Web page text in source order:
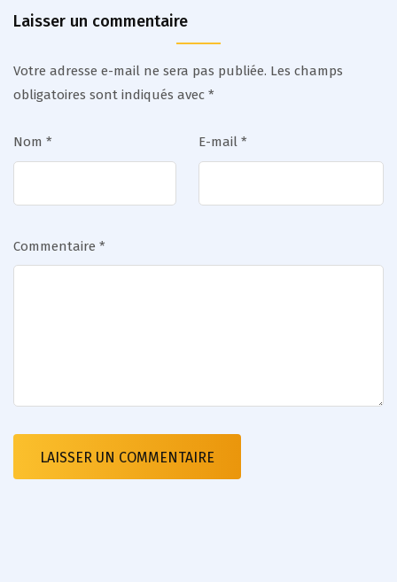
Laisser un commentaire
Votre adresse e-mail ne sera pas publiée. Les champs
obligatoires sont indiqués avec *
Nom * E-mail *
Commentaire *